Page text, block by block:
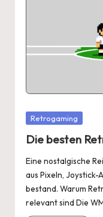
Posted
Retrogaming
Die besten
Eine nostalgische
aus Pixeln,
bestand. Warum
relevant sind Die